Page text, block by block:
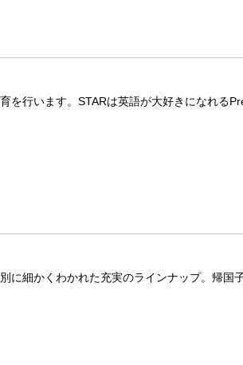
を行います。STARは英語が大好きになれる
に細かくわかれた充実のラインナップ。帰国